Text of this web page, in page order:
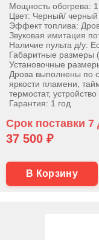
Мощность обогрева:
Цвет: Черный/ черный
Эффект топлива:
Звуковая имитация
Наличие пульта д/у:
Габаритные
Установочные
Дрова выполнены по
яркости пламени,
термостат,
Гарантия: 1 год
Срок поставки 7
37 500 ₽
В Корзину